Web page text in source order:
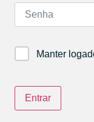
Manter
Entrar